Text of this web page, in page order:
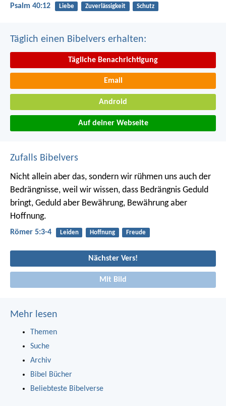
Psalm 40:12 Liebe Zuverlässigkeit Schutz
Täglich einen Bibelvers erhalten:
Tägliche Benachrichtigung
Email
Android
Auf deiner Webseite
Zufalls Bibelvers
Nicht allein aber das, sondern wir rühmen uns auch der
Bedrängnisse, weil wir wissen, dass Bedrängnis Geduld
bringt, Geduld aber Bewährung, Bewährung aber
Hoffnung.
Römer 5:3-4 Leiden Hoffnung Freude
Nächster Vers!
Mit Bild
Mehr lesen
Themen
Suche
Archiv
Bibel Bücher
Beliebteste Bibelverse